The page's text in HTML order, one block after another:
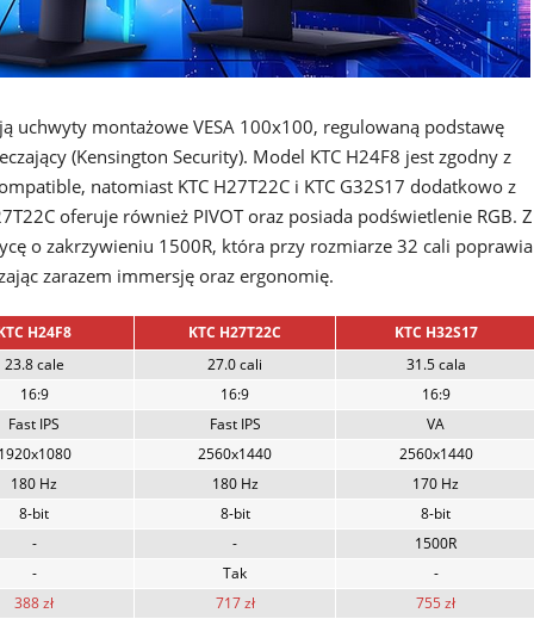
uchwyty montażowe VESA 100x100, regulowaną podstawę
(Kensington Security). Model KTC H24F8 jest zgodny z
natomiast KTC H27T22C i KTC G32S17 dodatkowo z
oferuje również PIVOT oraz posiada podświetlenie RGB. Z
o zakrzywieniu 1500R, która przy rozmiarze 32 cali poprawia
zarazem immersję oraz ergonomię.
H24F8 KTC H27T22C
KTC H32S17
23.8 cale 27.0 cali
31.5 cala
16:9 16:9
16:9
Fast IPS Fast IPS
VA
1920x1080 2560x1440
2560x1440
180 Hz 180 Hz
170 Hz
8-bit 8-bit
8-bit
- -
1500R
- Tak
-
388 zł 717 zł 755 zł